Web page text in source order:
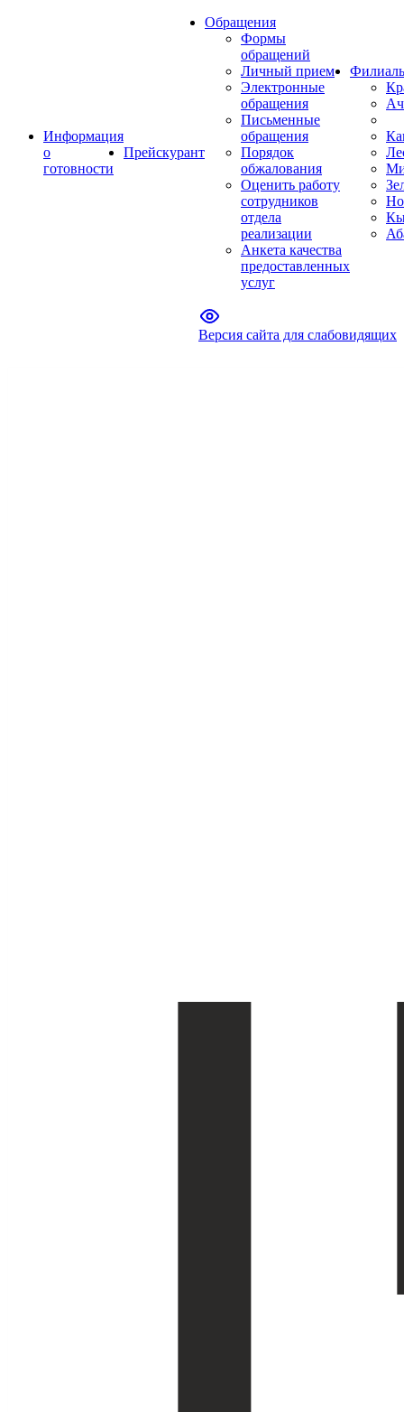
Информация
о
готовности
Прейскурант
Обращения
Формы
обращений
Личный прием
Электронные
обращения
Письменные
обращения
Порядок
обжалования
Оценить работу
сотрудников
отдела
реализации
Анкета качества
предоставленных
услуг
Версия сайта для слабовидящих